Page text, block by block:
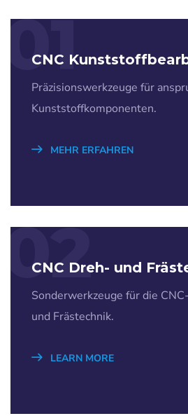
01
CNC
Präzisionswerkzeuge für
Kunststoffkomponenten.
MEHR ERFAHREN
02
CNC Dreh- und
Sonderwerkzeuge für die
und Frästechnik.
LEARN MORE